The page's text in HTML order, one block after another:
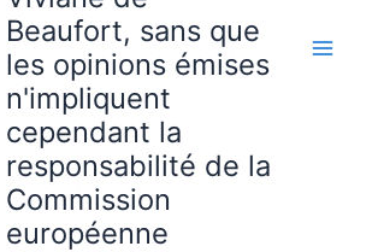
Beaufort, sans que
les opinions émises
n'impliquent
cependant la
responsabilité de la
Commission
européenne